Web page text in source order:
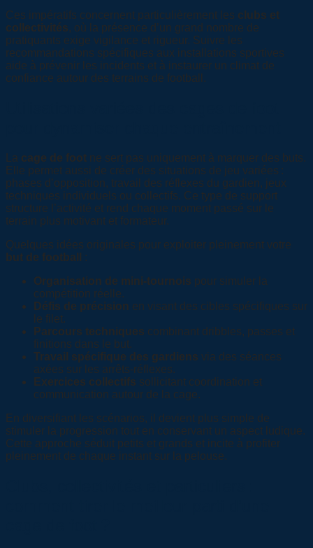
Ces impératifs concernent particulièrement les clubs et
collectivités, où la présence d’un grand nombre de
pratiquants exige vigilance et rigueur. Suivre les
recommandations spécifiques aux installations sportives
aide à prévenir les incidents et à instaurer un climat de
confiance autour des terrains de football.
La cage de foot ne sert pas uniquement à marquer des buts.
Elle permet aussi de créer des situations de jeu variées :
phases d’opposition, travail des réflexes du gardien, jeux
techniques individuels ou collectifs. Ce type de support
structure l’activité et rend chaque moment passé sur le
terrain plus motivant et formateur.
Quelques idées originales pour exploiter pleinement votre
but de football
:
Organisation de mini-tournois pour simuler la
compétition réelle.
Défis de précision en visant des cibles spécifiques sur
le filet.
Parcours techniques combinant dribbles, passes et
finitions dans le but.
Travail spécifique des gardiens via des séances
axées sur les arrêts-réflexes.
Exercices collectifs sollicitant coordination et
communication autour de la cage.
En diversifiant les scénarios, il devient plus simple de
stimuler la progression tout en conservant un aspect ludique.
Cette approche séduit petits et grands et incite à profiter
pleinement de chaque instant sur la pelouse.